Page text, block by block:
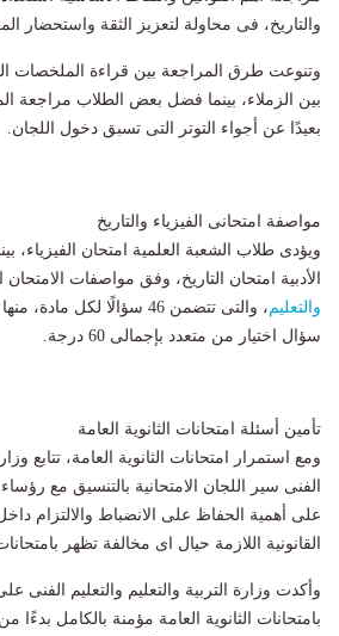
والتاريخ، فى محاولة لتعزيز الثقة واستحضار
وتنوعت طرق المراجعة بين قراءة الملخصات
بين الزملاء، بينما فضل بعض الطلاب مراجعة
بعيدًا عن أجواء التوتر التى تسبق دخول اللجان.
مواصفة امتحانى الفيزياء والتاريخ
ويؤدى طلاب الشعبة العلمية امتحان الفيزياء،
الأدبية امتحان التاريخ، وفق مواصفات الامتحان
والتعليم
سؤال اختيار من متعدد بإجمالى 60 درجة.
تأمين أسئلة امتحانات الثانوية العامة
ومع استمرار امتحانات الثانوية العامة، تتابع
الفنى سير اللجان الامتحانية بالتنسيق مع
على أهمية الحفاظ على الانضباط والالتزام
القانونية اللازمة حيال اى مخالفة تظهر
وأكدت وزارة التربية والتعليم والتعليم
بامتحانات الثانوية العامة مؤمنة بالكامل بدءًا